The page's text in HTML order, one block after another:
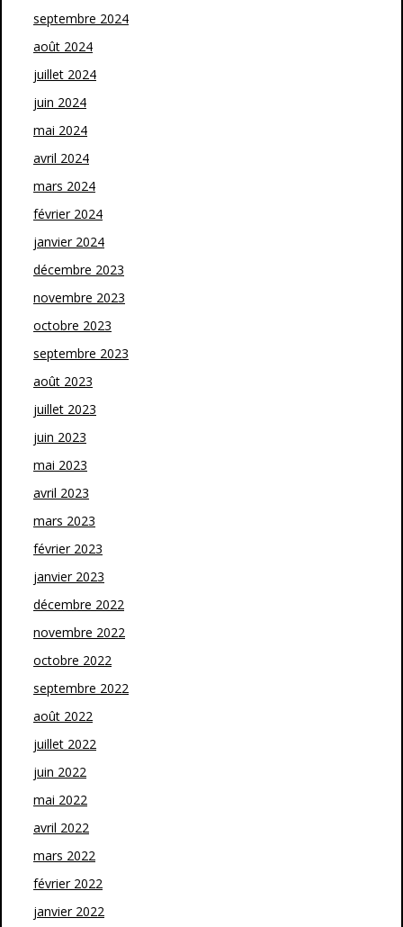
septembre 2024
août 2024
juillet 2024
juin 2024
mai 2024
avril 2024
mars 2024
février 2024
janvier 2024
décembre 2023
novembre 2023
octobre 2023
septembre 2023
août 2023
juillet 2023
juin 2023
mai 2023
avril 2023
mars 2023
février 2023
janvier 2023
décembre 2022
novembre 2022
octobre 2022
septembre 2022
août 2022
juillet 2022
juin 2022
mai 2022
avril 2022
mars 2022
février 2022
janvier 2022